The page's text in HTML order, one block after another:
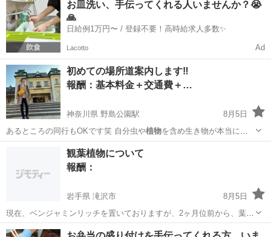
お皿洗い、手伝ってくれる人いませんか？😭
🙏
日給例1万円〜 / 登録不要！高時給求人多数✨
Lacotto Ad
初めての場所道案内します‼️
報酬：基本料金＋交通費＋…
神奈川県 野島公園駅
8月5日
あるところの同行もOKです笑 自分虫や植物を含め生き物が本当に大
好きなので😂 …
横浜市 野島公園駅
観葉植物について
報酬：
岩手県 滝沢市
8月5日
現在、ベンジャミンリッチを置いておりますが、2ヶ月位前から、葉が
落ち始め、全体の1/3位になってしまいました。 水は 通常どおりやっ
岩手 滝沢市 教えて